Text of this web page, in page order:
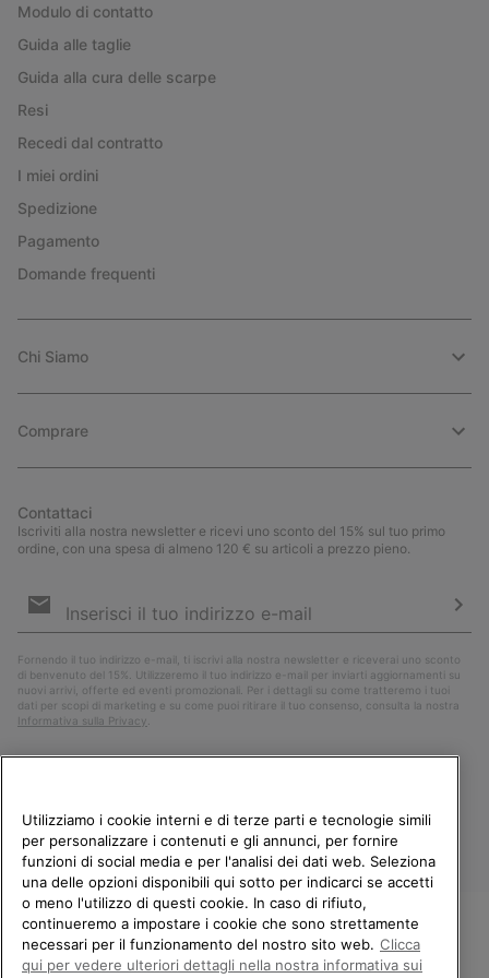
Modulo di contatto
Guida alle taglie
Guida alla cura delle scarpe
Resi
Recedi dal contratto
I miei ordini
Spedizione
Pagamento
Domande frequenti
Chi Siamo
Comprare
Contattaci
Iscriviti alla nostra newsletter e ricevi uno sconto del 15% sul tuo primo
ordine, con una spesa di almeno 120 € su articoli a prezzo pieno.
e-
Fornendo il tuo indirizzo e-mail, ti iscrivi alla nostra newsletter e riceverai uno sconto
di benvenuto del 15%. Utilizzeremo il tuo indirizzo e-mail per inviarti aggiornamenti su
nuovi arrivi, offerte ed eventi promozionali. Per i dettagli su come tratteremo i tuoi
dati per scopi di marketing e su come puoi ritirare il tuo consenso, consulta la nostra
Informativa sulla Privacy
Italia
©2026Columbia Sportswear Company. Avenue des Morgines, 12 1213
BENVENUTO/A IN SOREL.
Utilizziamo i cookie interni e di terze parti e tecnologie simili
per personalizzare i contenuti e gli annunci, per fornire
funzioni di social media e per l'analisi dei dati web. Seleziona
una delle opzioni disponibili qui sotto per indicarci se accetti
o meno l'utilizzo di questi cookie. In caso di rifiuto,
continueremo a impostare i cookie che sono strettamente
necessari per il funzionamento del nostro sito web. Clicca
qui per vedere ulteriori dettagli nella nostra informativa sui